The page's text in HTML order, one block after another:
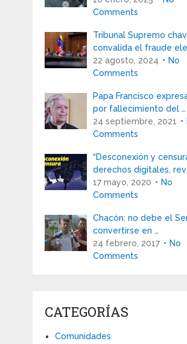
Comments
Tribunal Supremo
convalida el fraude
22 agosto, 2024
No
Comments
Papa Francisco
por fallecimiento del …
24 septiembre, 2021
Comments
“Desconexión y
derechos digitales,
17 mayo, 2020
No
Comments
Chacón: no debe el
convertirse en …
24 febrero, 2017
No
Comments
CATEGORÍAS
Comunidades